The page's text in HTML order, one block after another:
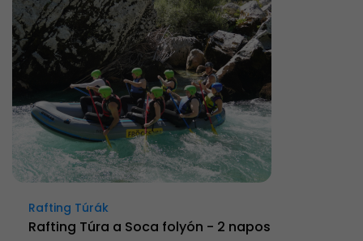
Rafting Túrák
Rafting Túra a Soca folyón - 2 napos